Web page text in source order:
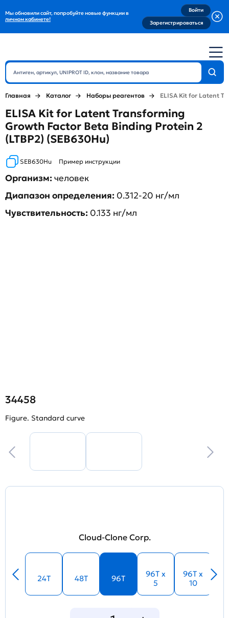
Мы обновили сайт, попробуйте новые функции в
личном кабинете!
Войти
Зарегистрироваться
Главная Каталог Наборы реагентов ELISA Kit for Latent
ELISA Kit for Latent Transforming
Growth Factor Beta Binding Protein 2
(LTBP2) (SEB630Hu)
SEB630Hu Пример инструкции
Организм:человек
Диапазон определения: 0.312-20 нг/мл
Чувствительность: 0.133 нг/мл
34458
Figure. Standard curve
Cloud-Clone Corp.
24T 48T 96T
96T x
5
96T x
10